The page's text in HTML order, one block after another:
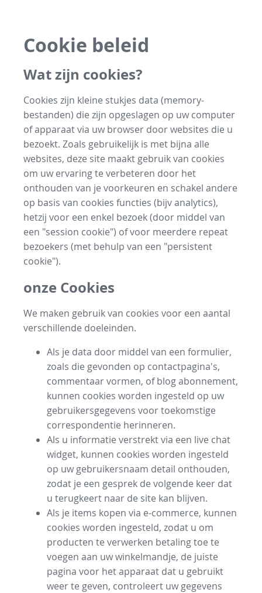
Cookie beleid
Wat zijn cookies?
Cookies zijn kleine stukjes data (memory-
bestanden) die zijn opgeslagen op uw computer
of apparaat via uw browser door websites die u
bezoekt. Zoals gebruikelijk is met bijna alle
websites, deze site maakt gebruik van cookies
om uw ervaring te verbeteren door het
onthouden van je voorkeuren en schakel andere
op basis van cookies functies (bijv analytics),
hetzij voor een enkel bezoek (door middel van
een "session cookie") of voor meerdere repeat
bezoekers (met behulp van een "persistent
cookie").
onze Cookies
We maken gebruik van cookies voor een aantal
verschillende doeleinden.
Als je data door middel van een formulier,
zoals die gevonden op contactpagina's,
commentaar vormen, of blog abonnement,
kunnen cookies worden ingesteld op uw
gebruikersgegevens voor toekomstige
correspondentie herinneren.
Als u informatie verstrekt via een live chat
widget, kunnen cookies worden ingesteld
op uw gebruikersnaam detail onthouden,
zodat je een gesprek de volgende keer dat
u terugkeert naar de site kan blijven.
Als je items kopen via e-commerce, kunnen
cookies worden ingesteld, zodat u om
producten te verwerken betaling toe te
voegen aan uw winkelmandje, de juiste
pagina voor het apparaat dat u gebruikt
weer te geven, controleert uw gegevens